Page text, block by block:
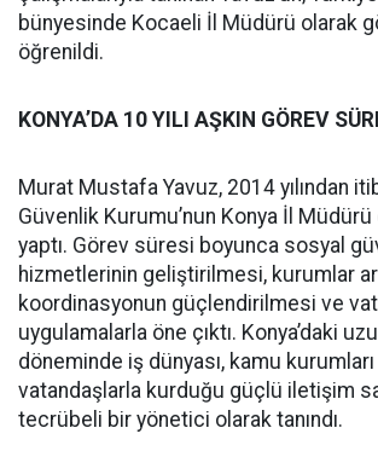
bünyesinde Kocaeli İl Müdürü olarak
öğrenildi.
KONYA’DA 10 YILI AŞKIN GÖREV
Murat Mustafa Yavuz, 2014 yılından
Güvenlik Kurumu’nun Konya İl
yaptı. Görev süresi boyunca sosyal
hizmetlerinin geliştirilmesi, kurumlar
koordinasyonun güçlendirilmesi ve
uygulamalarla öne çıktı. Konya’daki
döneminde iş dünyası, kamu
vatandaşlarla kurduğu güçlü iletişim
tecrübeli bir yönetici olarak tanındı.